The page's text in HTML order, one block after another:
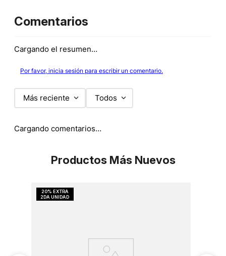
Comentarios
Cargando el resumen…
Por favor, inicia sesión para escribir un comentario.
Más reciente Todos
Cargando comentarios…
Productos Más Nuevos